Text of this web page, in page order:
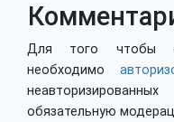
Для того чтобы
необходимо
обязательную